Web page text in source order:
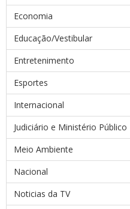
Economia
Educação/Vestibular
Entretenimento
Esportes
Internacional
Judiciário e Ministério Público
Meio Ambiente
Nacional
Noticias da TV